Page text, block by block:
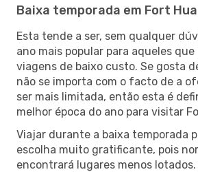
Baixa temporada em Fort
Esta tende a ser, sem qualquer
ano mais popular para aqueles
viagens de baixo custo. Se gosta
não se importa com o facto de a
ser mais limitada, então esta é
melhor época do ano para visitar
Viajar durante a baixa temporada
escolha muito gratificante, pois
encontrará lugares menos lotados.